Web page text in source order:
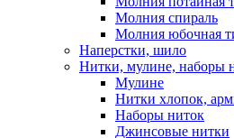
Молния спираль
Молния юбочная
Наперстки, шило
Нитки, мулине, наборы
Мулине
Нитки хлопок,
Наборы ниток
Джинсовые нитки